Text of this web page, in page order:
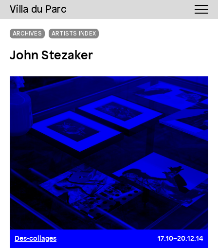
Villa du Parc
ARCHIVES ARTISTS INDEX
John Stezaker
Des-collages
17.10–20.12.14